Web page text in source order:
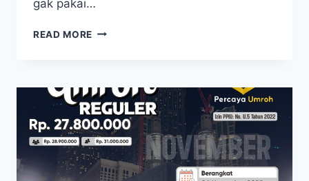
gak pakai…
READ MORE UMROH
UMROH
PLUS
TAIF
SUPER
HEMAT